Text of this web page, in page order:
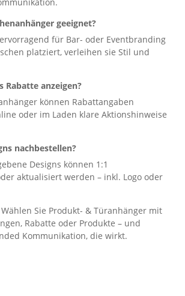
geeignet?
für Bar- oder Eventbranding
platziert, verleihen sie Stil und
Rabatte anzeigen?
können Rabattangaben
oder im Laden klare Aktionshinweise
nachbestellen?
Designs können 1:1
aktualisiert werden – inkl. Logo oder
Wählen Sie Produkt- & Türanhänger mit
Rabatte oder Produkte – und
Kommunikation, die wirkt.